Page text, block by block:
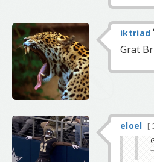
iktriad
Grat
eloel